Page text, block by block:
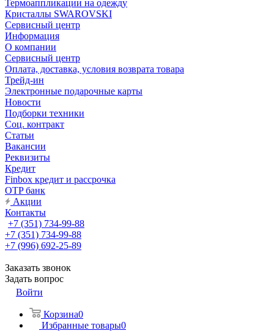
Термоаппликации на одежду
Кристаллы SWAROVSKI
Сервисный центр
Информация
О компании
Сервисный центр
Оплата, доставка, условия возврата товара
Трейд-ин
Электронные подарочные карты
Новости
Подборки техники
Соц. контракт
Статьи
Вакансии
Реквизиты
Кредит
Finbox кредит и рассрочка
OTP банк
Акции
Контакты
+7 (351) 734-99-88
+7 (351) 734-99-88
+7 (996) 692-25-89
Заказать звонок
Задать вопрос
Войти
Корзина0
Избранные товары0